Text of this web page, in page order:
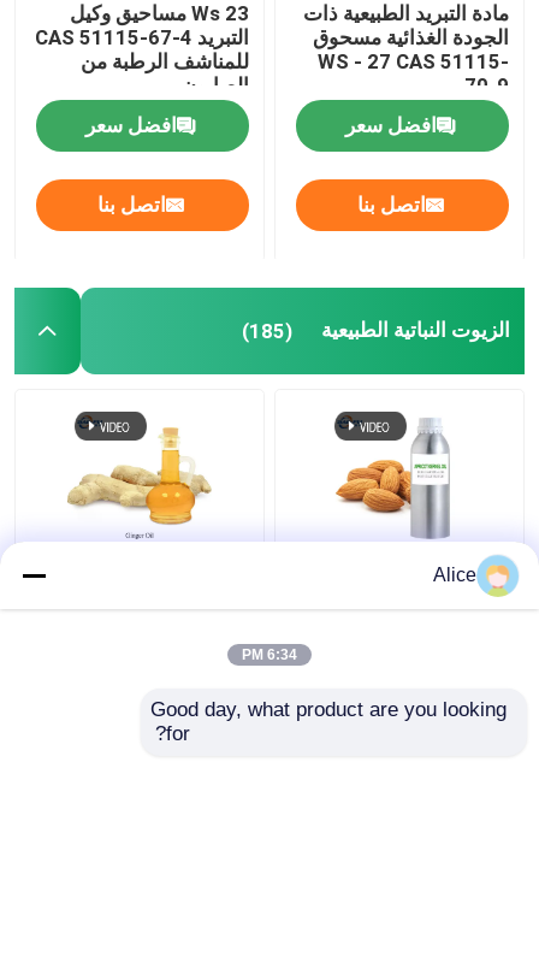
مادة التبريد الطبيعية ذات
الجودة الغذائية مسحوق
WS - 27 CAS 51115-
70-9
افضل سعر
اتصل بنا
Ws 23 مساحيق وكيل
التبريد CAS 51115-67-4
للمناشف الرطبة من
الصابون
افضل سعر
اتصل بنا
الزيوت النباتية الطبيعية (185)
زيت مستخلص نباتي
طبيعي بلا لون زيت جوهر
للطعم والعطور
Alice
6:34 PM
Good day, what product are you looking
for?